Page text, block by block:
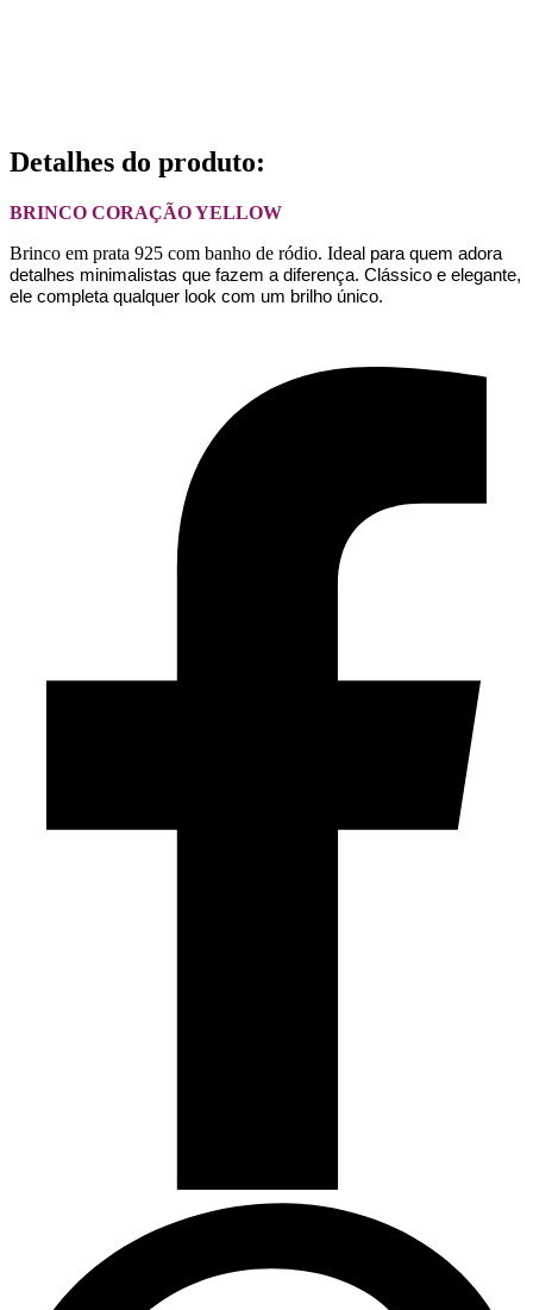
Detalhes do produto:
BRINCO CORAÇÃO YELLOW
Brinco em prata 925 com banho de ródio. Ideal para quem adora
detalhes minimalistas que fazem a diferença. Clássico e elegante,
ele completa qualquer look com um brilho único.